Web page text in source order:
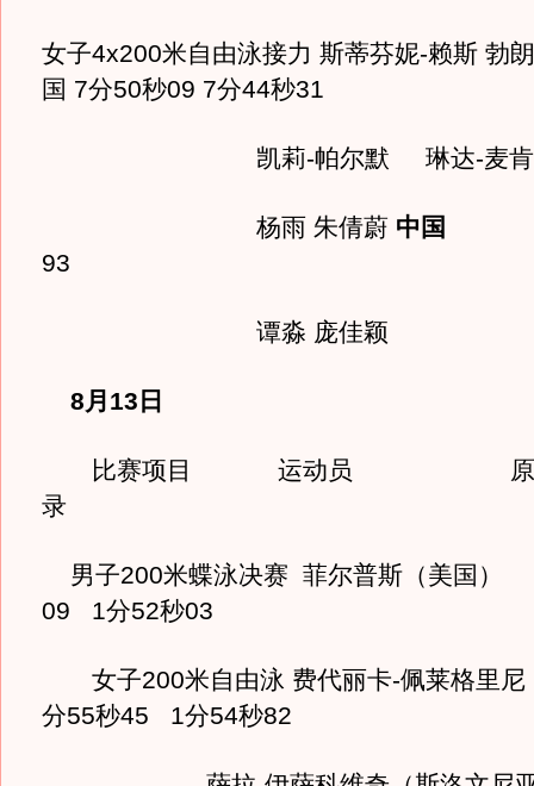
女子4x200米自由泳接力 斯蒂芬妮-赖斯 勃
国 7分50秒09 7分44秒31
凯莉-帕尔默 琳达-麦肯
杨雨 朱倩蔚中国
93
谭淼 庞佳颖
8月13日
比赛项目 运动员 原纪
录
男子200米蝶泳决赛 菲尔普斯（美
09 1分52秒03
女子200米自由泳 费代丽卡-佩莱格里尼
分55秒45 1分54秒82